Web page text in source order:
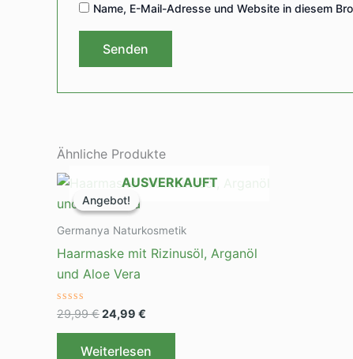
Name, E-Mail-Adresse und Website in diesem
Ähnliche Produkte
Angebot!
AUSVERKAUFT
Angebot!
Germanya Naturkosmetik
Haarmaske mit Rizinusöl, Arganöl
und Aloe Vera
Bewertet
mit
0
29,99€
Ursprünglicher
Preis
war:
24,99 €
Aktueller
Weiterlesen